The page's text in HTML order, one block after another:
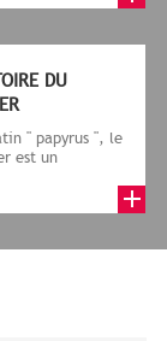
de la f...
DU
" papyrus ", le
est un
réduite...